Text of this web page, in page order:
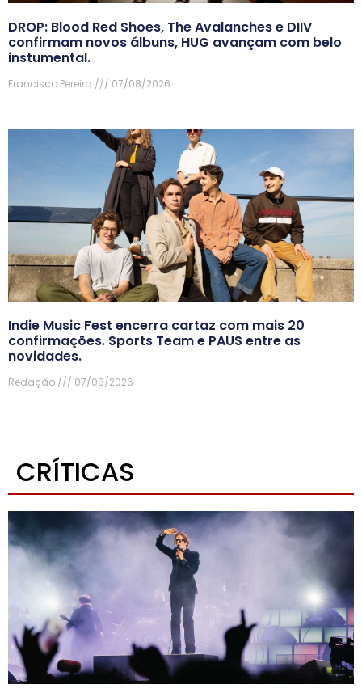
DROP: Blood Red Shoes, The Avalanches e DIIV
confirmam novos álbuns, HUG avançam com belo
instumental.
Francisco Pereira 07/08/2026
Indie Music Fest encerra cartaz com mais 20
confirmações. Sports Team e PAUS entre as
novidades.
Redação 07/08/2026
CRÍTICAS